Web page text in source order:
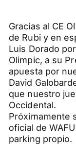
Gracias al CE
de Rubi y en
Luis Dorado
Olimpic, a su
apuesta por
David
que nuestro
Occidental.
Próximamente
oficial de
parking propio.